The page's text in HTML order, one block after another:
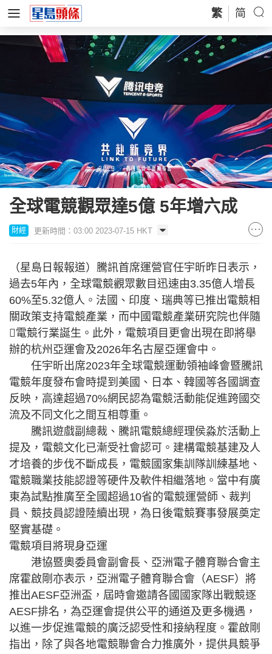
繁 简
全球電競觀眾達5億 5年增六成
財經 更新時間：03:00 2023-07-15 HKT
（星島日報報道）騰訊首席運營官任宇昕昨日表示，
過去5年內，全球電競觀眾數目迅速由3.35億人增長
60%至5.32億人。法國、印度、瑞典等已推出電競相
關政策支持電競產業，而中國電競產業研究院也伴隨
電競行業誕生。此外，電競項目更會出現在即將舉
辦的杭州亞運會及2026年名古屋亞運會中。
任宇昕出席2023年全球電競運動領袖峰會暨騰訊
電競年度發布會時提到美國、日本、韓國等各國調查
反映，高達超過70%網民認為電競活動能促進跨國交
流及不同文化之間互相尊重。
騰訊遊戲副總裁、騰訊電競總經理侯淼於活動上
提及，電競文化已漸受社會認可。建構電競基建及人
才培養的步伐不斷成長，電競國家集訓隊訓練基地、
電競職業技能認證等硬件及軟件相繼落地。當中有廣
東為試點推廣至全國超過10省的電競運營師、裁判
員、競技員認證陸續出現，為日後電競賽事發展奠定
堅實基礎。
電競項目將現身亞運
港協暨奧委員會副會長、亞洲電子體育聯合會主
席霍啟剛亦表示，亞洲電子體育聯合會（AESF）將
推出AESF亞洲盃，屆時會邀請各國國家隊出戰競逐
AESF排名，為亞運會提供公平的通道及更多機遇，
以進一步促進電競的廣泛認受性和接納程度。霍啟剛
指出，除了與各地電競聯會合力推廣外，提供具競爭